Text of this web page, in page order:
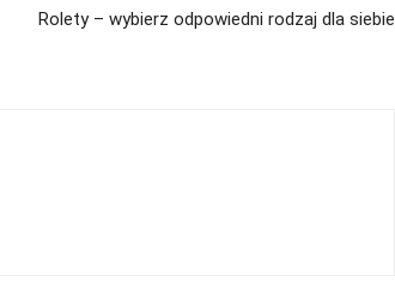
Rolety – wybierz odpowiedni rodzaj dla siebie